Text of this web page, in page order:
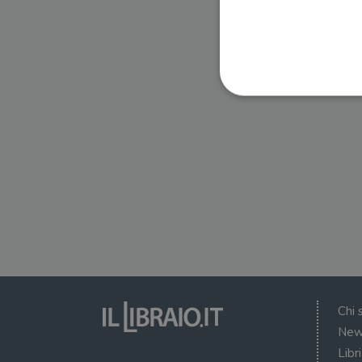
Chi
I cookie strettamente
wordpress_sec_[hash]
CookieScriptConsent